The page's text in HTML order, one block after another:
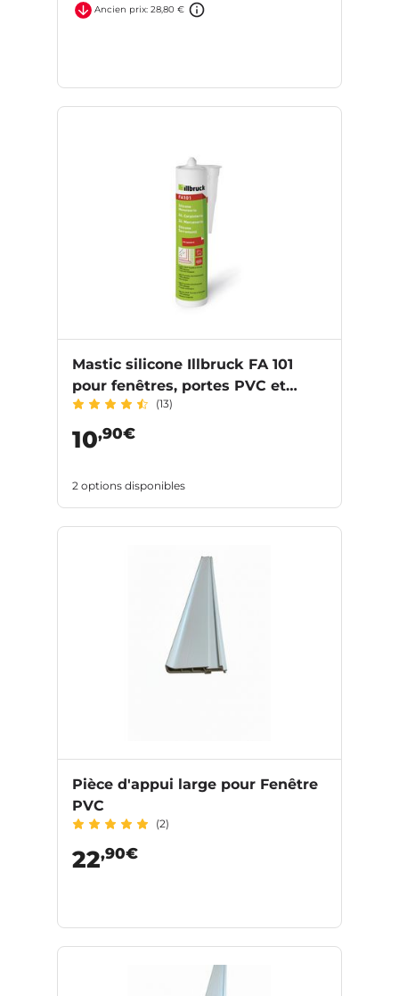
Ancien prix: 28,80 €
Mastic silicone Illbruck FA 101
pour fenêtres, portes PVC et
verrières
(13)
10,90€
2 options disponibles
Pièce d'appui large pour Fenêtre
PVC
(2)
22,90€